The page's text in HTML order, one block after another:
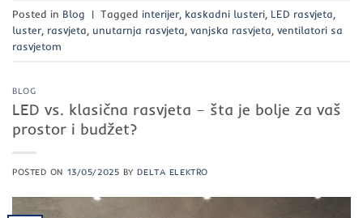
Posted in Blog | Tagged interijer, kaskadni lusteri, LED rasvjeta,
luster, rasvjeta, unutarnja rasvjeta, vanjska rasvjeta, ventilatori sa
rasvjetom
BLOG
LED vs. klasična rasvjeta – šta je bolje za vaš
prostor i budžet?
POSTED ON 13/05/2025 BYDELTA ELEKTRO